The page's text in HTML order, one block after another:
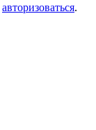
авторизоваться.